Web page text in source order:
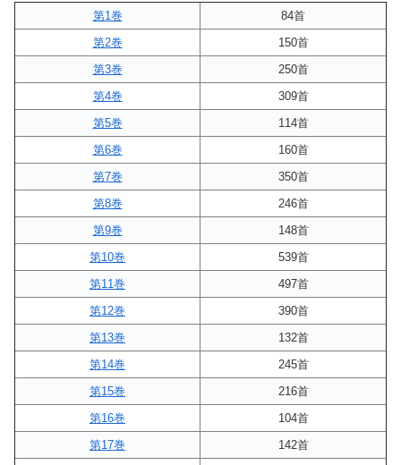
第1巻
84首
第2巻
150首
第3巻
250首
第4巻
309首
第5巻
114首
第6巻
160首
第7巻
350首
第8巻
246首
第9巻
148首
第10巻
539首
第11巻
497首
第12巻
390首
第13巻
132首
第14巻
245首
第15巻
216首
第16巻
104首
第17巻
142首